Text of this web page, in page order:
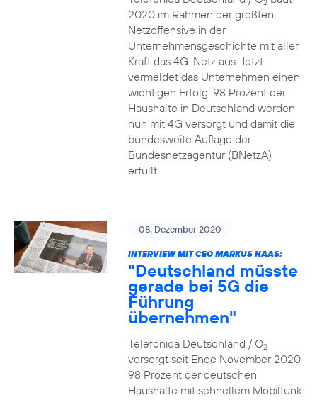
2
2020 im Rahmen der größten
Netzoffensive in der
Unternehmensgeschichte mit aller
Kraft das 4G-Netz aus. Jetzt
vermeldet das Unternehmen einen
wichtigen Erfolg: 98 Prozent der
Haushalte in Deutschland werden
nun mit 4G versorgt und damit die
bundesweite Auflage der
Bundesnetzagentur (BNetzA)
erfüllt.
08. Dezember 2020
INTERVIEW MIT CEO MARKUS HAAS:
"Deutschland müsste
gerade bei 5G die
Führung
übernehmen"
Telefónica Deutschland / O2
versorgt seit Ende November 2020
98 Prozent der deutschen
Haushalte mit schnellem Mobilfunk